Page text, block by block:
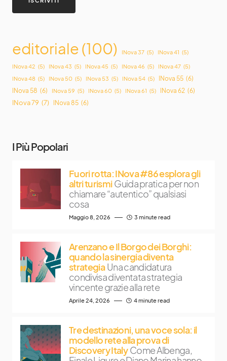
editoriale(100) INova 37 (5) INova 41 (5)
INova 42 (5) INova 43 (5) INova 45 (5) INova 46 (5) INova 47 (5)
INova 48 (5) INova 50 (5) INova 53 (5) INova 54 (5) INova 55 (6)
INova 58 (6) INova 59 (5) INova 60 (5) INova 61 (5) INova 62 (6)
INova 79 (7) INova 85 (6)
I Più Popolari
Fuori rotta: INova #86 esplora gli
altri turismi Guida pratica per non
chiamare “autentico” qualsiasi
cosa
Maggio 8, 2026 3 minute read
Arenzano e Il Borgo dei Borghi:
quando la sinergia diventa
strategia Una candidatura
condivisa diventata strategia
vincente grazie alla rete
Aprile 24, 2026 4 minute read
Tre destinazioni, una voce sola: il
modello rete alla prova di
Discovery Italy Come Albenga,